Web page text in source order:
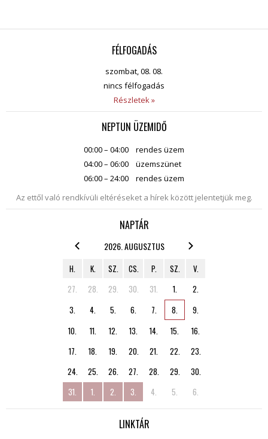
FÉLFOGADÁS
szombat, 08. 08.
nincs félfogadás
Részletek »
NEPTUN ÜZEMIDŐ
00:00 – 04:00
rendes üzem
04:00 – 06:00
üzemszünet
06:00 – 24:00
rendes üzem
Az ettől való rendkívüli eltéréseket a hírek között jelentetjük meg.
NAPTÁR
2026. AUGUSZTUS
H. K. SZ. CS. P. SZ.
V.
27.
28. 29. 30. 31. 1.
2.
3.
4. 5. 6. 7. 8.
9.
10.
11. 12. 13. 14. 15.
16.
17.
18. 19. 20. 21. 22.
23.
24.
25. 26. 27. 28. 29.
30.
31.
1. 2. 3. 4. 5. 6.
LINKTÁR